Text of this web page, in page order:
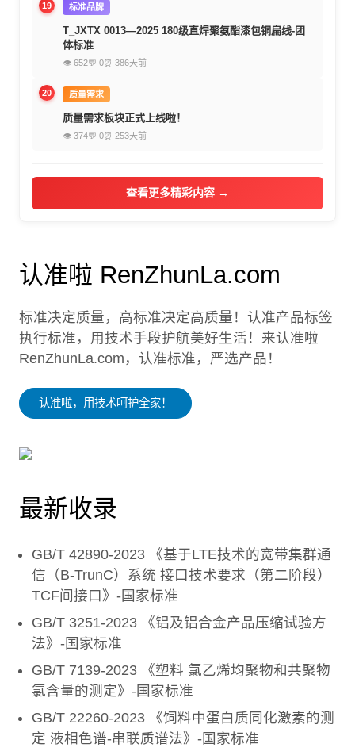
19 标准品牌
T_JXTX 0013—2025 180级直焊聚氨酯漆包铜扁线-团
体标准
👁 652💬 0⏰ 386天前
20 质量需求
质量需求板块正式上线啦！
👁 374💬 0⏰ 253天前
查看更多精彩内容 →
认准啦 RenZhunLa.com
标准决定质量，高标准决定高质量！认准产品标签
执行标准，用技术手段护航美好生活！来认准啦
RenZhunLa.com，认准标准，严选产品！
认准啦，用技术呵护全家！
最新收录
GB/T 42890-2023 《基于LTE技术的宽带集群通
信（B-TrunC）系统 接口技术要求（第二阶段）
TCF间接口》-国家标准
GB/T 3251-2023 《铝及铝合金产品压缩试验方
法》-国家标准
GB/T 7139-2023 《塑料 氯乙烯均聚物和共聚物
氯含量的测定》-国家标准
GB/T 22260-2023 《饲料中蛋白质同化激素的测
定 液相色谱-串联质谱法》-国家标准